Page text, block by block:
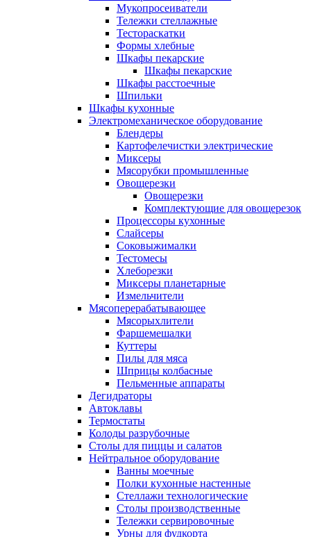
Мукопросеиватели
Тележки стеллажные
Тестораскатки
Формы хлебные
Шкафы пекарские
Шкафы пекарские
Шкафы расстоечные
Шпильки
Шкафы кухонные
Электромеханическое оборудование
Блендеры
Картофелечистки электрические
Миксеры
Мясорубки промышленные
Овощерезки
Овощерезки
Комплектующие для овощерезок
Процессоры кухонные
Слайсеры
Соковыжималки
Тестомесы
Хлеборезки
Миксеры планетарные
Измельчители
Мясоперерабатывающее
Мясорыхлители
Фаршемешалки
Куттеры
Пилы для мяса
Шприцы колбасные
Пельменные аппараты
Дегидраторы
Автоклавы
Термостаты
Колоды разрубочные
Столы для пиццы и салатов
Нейтральное оборудование
Ванны моечные
Полки кухонные настенные
Стеллажи технологические
Столы производственные
Тележки сервировочные
Урны для фудкорта